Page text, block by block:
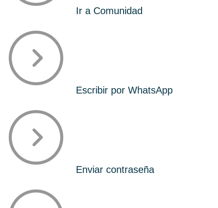
Ir a Comunidad
Escribir por WhatsApp
Enviar contraseña